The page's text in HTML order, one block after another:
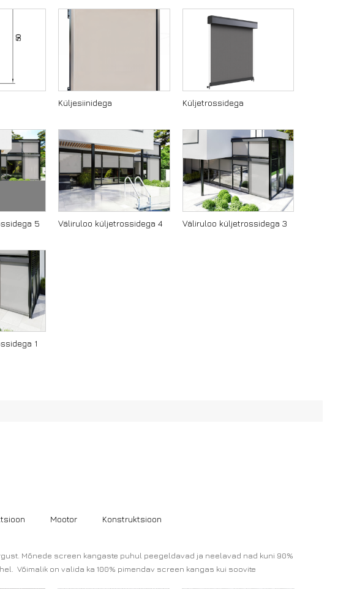
Küljesiinidega Küljetrossidega
5 Väliruloo küljetrossidega 4 Väliruloo küljetrossidega 3
1
Mootor Konstruktsioon
Mõnede screen kangaste puhul peegeldavad ja neelavad nad kuni 90%
Võimalik on valida ka 100% pimendav screen kangas kui soovite